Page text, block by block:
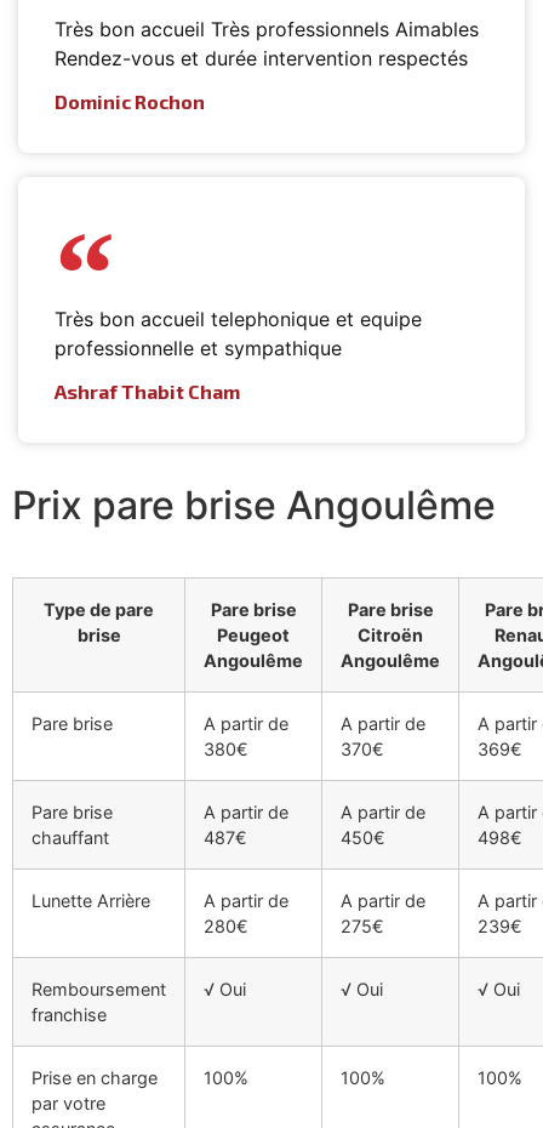
Très bon accueil Très professionnels Aimables
Rendez-vous et durée intervention respectés
Dominic Rochon
Très bon accueil telephonique et equipe
professionnelle et sympathique
Ashraf Thabit Cham
Prix pare brise Angoulême
Type de pare
brise
Pare brise
Peugeot
Angoulême
Pare brise
Citroën
Angoulême
Pare
Pare brise
A partir de
380€
A partir de
370€
A partir
369€
Pare brise
chauffant
A partir de
487€
A partir de
450€
A partir
498€
Lunette Arrière
A partir de
280€
A partir de
275€
A partir
239€
Remboursement
franchise
√ Oui √ Oui √ Oui
Prise en charge
par votre
100% 100% 100%